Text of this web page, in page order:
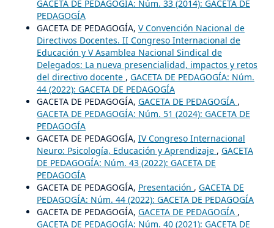
GACETA DE PEDAGOGÍA: Núm. 33 (2014): GACETA DE
PEDAGOGÍA
GACETA DE PEDAGOGÍA, V Convención Nacional de
Directivos Docentes. II Congreso Internacional de
Educación y V Asamblea Nacional Sindical de
Delegados: La nueva presencialidad, impactos y retos
del directivo docente , GACETA DE PEDAGOGÍA: Núm.
44 (2022): GACETA DE PEDAGOGÍA
GACETA DE PEDAGOGÍA, GACETA DE PEDAGOGÍA ,
GACETA DE PEDAGOGÍA: Núm. 51 (2024): GACETA DE
PEDAGOGÍA
GACETA DE PEDAGOGÍA, IV Congreso Internacional
Neuro: Psicología, Educación y Aprendizaje , GACETA
DE PEDAGOGÍA: Núm. 43 (2022): GACETA DE
PEDAGOGÍA
GACETA DE PEDAGOGÍA, Presentación , GACETA DE
PEDAGOGÍA: Núm. 44 (2022): GACETA DE PEDAGOGÍA
GACETA DE PEDAGOGÍA, GACETA DE PEDAGOGÍA ,
GACETA DE PEDAGOGÍA: Núm. 40 (2021): GACETA DE